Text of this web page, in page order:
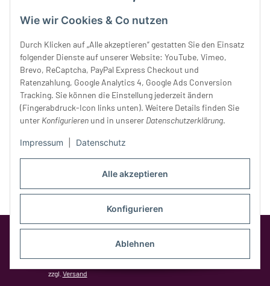
Alle akzeptieren
Konfigurieren
Ablehnen
Wie wir Cookies & Co nutzen
Durch Klicken auf „Alle akzeptieren“ gestatten Sie den Einsatz
folgender Dienste auf unserer Website: YouTube, Vimeo,
Brevo, ReCaptcha, PayPal Express Checkout und
Ratenzahlung, Google Analytics 4, Google Ads Conversion
Tracking. Sie können die Einstellung jederzeit ändern
(Fingerabdruck-Icon links unten). Weitere Details finden Sie
unter Konfigurieren und in unserer Datenschutzerklärung.
Impressum Datenschutz
Donnerstag:
10 - 18 Uhr
Samstag:
10 - 14 Uhr
Unser Service
Rechtliches
Google Analytics deaktivierenStatus:
zzgl. Versand